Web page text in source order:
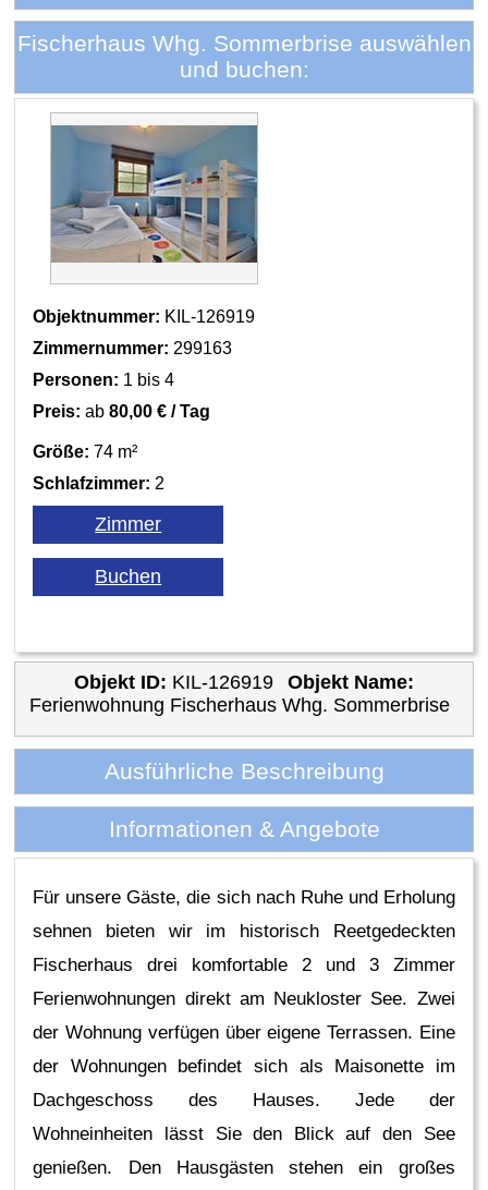
Fischerhaus Whg. Sommerbrise auswählen
und buchen:
Objektnummer: KIL-126919
Zimmernummer: 299163
Personen: 1 bis 4
Preis: ab80,00 € / Tag
Größe: 74 m²
Schlafzimmer: 2
Objekt ID: KIL-126919
Objekt Name:
Ferienwohnung Fischerhaus Whg. Sommerbrise
Ausführliche Beschreibung
Informationen & Angebote
Für unsere Gäste, die sich nach Ruhe und Erholung
sehnen bieten wir im historisch Reetgedeckten
Fischerhaus drei komfortable 2 und 3 Zimmer
Ferienwohnungen direkt am Neukloster See. Zwei
der Wohnung verfügen über eigene Terrassen. Eine
der Wohnungen befindet sich als Maisonette im
Dachgeschoss des Hauses. Jede der
Wohneinheiten lässt Sie den Blick auf den See
genießen. Den Hausgästen stehen ein großes